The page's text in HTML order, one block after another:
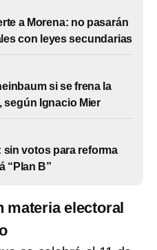
a Morena: no pasarán
con leyes secundarias
si se frena la
según Ignacio Mier
sin votos para reforma
“Plan B”
materia electoral